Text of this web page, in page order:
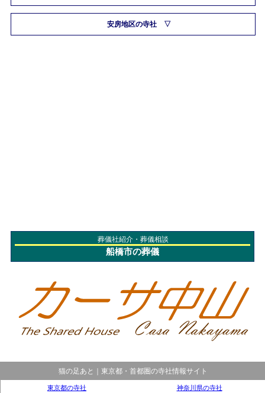
安房地区の寺社
葬儀社紹介・葬儀相談
船橋市の葬儀
猫の足あと｜東京都・首都圏の寺社情報サイト
東京都の寺社 神奈川県の寺社